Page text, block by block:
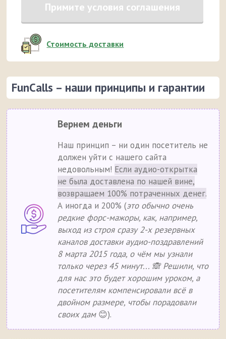
Примите условия соглашения
Стоимость доставки
FunCalls – наши принципы и гарантии
Вернем деньги
Наш принцип – ни один посетитель не
должен уйти с нашего сайта
недовольным! Если аудио-открытка
не была доставлена по нашей вине,
возвращаем 100% потраченных денег.
А иногда и 200% (это обычно очень
редкие форс-мажоры, как, например,
выход из строя сразу 2-х резервных
каналов доставки аудио-поздравлений
8 марта 2015 года, о чём мы узнали
только через 45 минут... 🙈 Решили, что
для нас это будет хорошим уроком, а
посетителям компенсировали всё в
двойном размере, чтобы порадовали
своих дам😊).